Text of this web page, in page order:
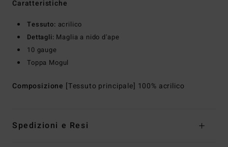
Caratteristiche
Tessuto: acrilico
Dettagli: Maglia a nido d'ape
10 gauge
Toppa Mogul
Composizione [Tessuto principale] 100% acrilico
Spedizioni e Resi